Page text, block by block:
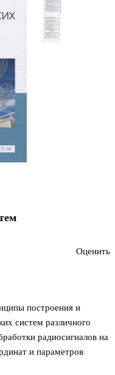
построения и
систем различного
радиосигналов на
и параметров
Оценить